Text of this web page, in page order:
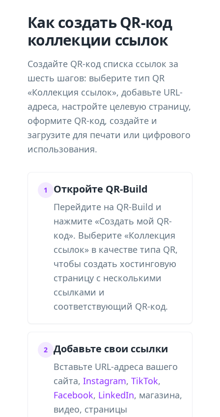
Как создать QR-код
коллекции ссылок
Создайте QR-код списка ссылок за
шесть шагов: выберите тип QR
«Коллекция ссылок», добавьте URL-
адреса, настройте целевую страницу,
оформите QR-код, создайте и
загрузите для печати или цифрового
использования.
1 Откройте QR-Build
Перейдите на QR-Build и
нажмите «Создать мой QR-
код». Выберите «Коллекция
ссылок» в качестве типа QR,
чтобы создать хостинговую
страницу с несколькими
ссылками и
соответствующий QR-код.
2 Добавьте свои ссылки
Вставьте URL-адреса вашего
сайта, Instagram, TikTok,
Facebook, LinkedIn, магазина,
видео, страницы